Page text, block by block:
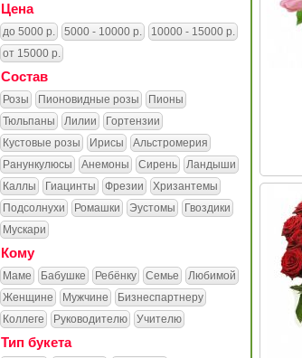
Цена
до 5000 р. 5000 - 10000 р.
10000 - 15000 р.
от 15000 р.
Состав
Розы Пионовидные розы
Пионы
Тюльпаны
Лилии
Гортензии
Кустовые розы
Ирисы
Альстромерия
Ранункулюсы
Анемоны Сирень
Ландыши
Каллы
Гиацинты Фрезии
Хризантемы
Подсолнухи
Ромашки Эустомы
Гвоздики
Мускари
Кому
Маме Бабушке Ребёнку Семье
Любимой
Женщине
Мужчине
Бизнеспартнеру
Коллеге
Руководителю Учителю
Тип букета